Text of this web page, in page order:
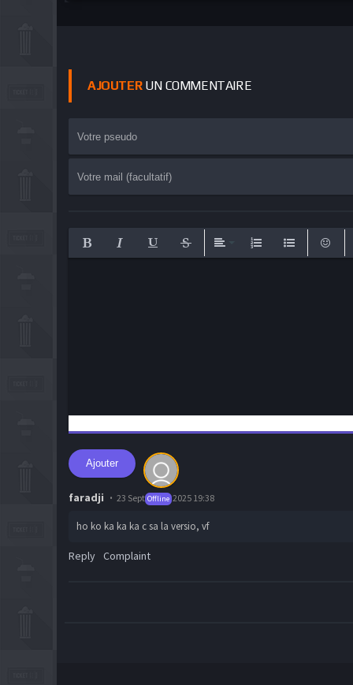
AJOUTERUN COMMENTAIRE
Ajouter
Offline
faradji 23 September 2025 19:38
ho ko ka ka ka c sa la versio, vf
Reply Complaint